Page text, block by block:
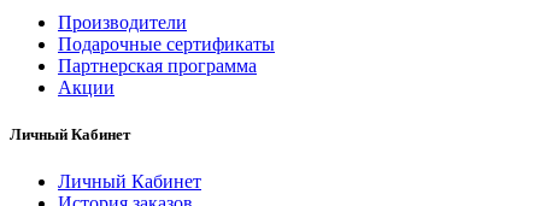
Производители
Подарочные сертификаты
Партнерская программа
Акции
Личный Кабинет
Личный Кабинет